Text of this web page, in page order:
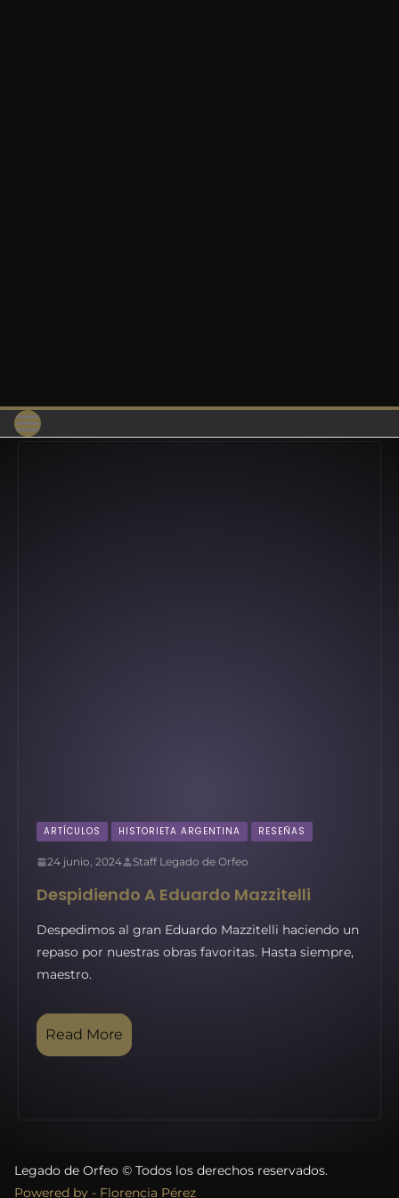
ARTÍCULOS HISTORIETA ARGENTINA RESEÑAS
24 junio, 2024 Staff Legado de Orfeo
Despidiendo A Eduardo Mazzitelli
Despedimos al gran Eduardo Mazzitelli haciendo un
repaso por nuestras obras favoritas. Hasta siempre,
maestro.
Read More
Legado de Orfeo © Todos los derechos reservados.
Powered by - Florencia Pérez